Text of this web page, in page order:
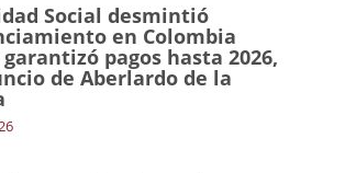
Social desmintió
en Colombia
pagos hasta 2026,
de Aberlardo de la